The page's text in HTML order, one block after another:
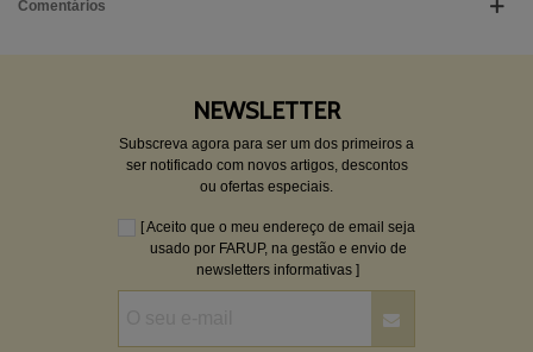
Comentários
NEWSLETTER
Subscreva agora para ser um dos primeiros a
ser notificado com novos artigos, descontos
ou ofertas especiais.
[ Aceito que o meu endereço de email seja
usado por FARUP, na gestão e envio de
newsletters informativas ]